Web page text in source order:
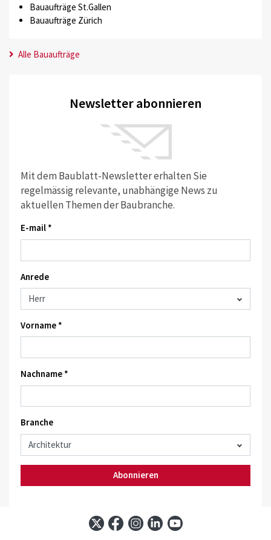
Bauaufträge St.Gallen
Bauaufträge Zürich
Alle Bauaufträge
Newsletter abonnieren
Mit dem Baublatt-Newsletter erhalten Sie
regelmässig relevante, unabhängige News zu
aktuellen Themen der Baubranche.
E-mail *
Anrede
Vorname *
Nachname *
Branche
Abonnieren